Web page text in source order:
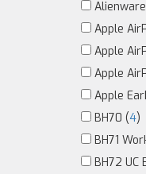
Apple
Apple
Apple
Apple
BH70 (4)
BH71
BH72 UC